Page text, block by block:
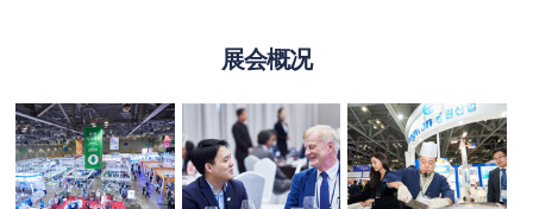
展会概况